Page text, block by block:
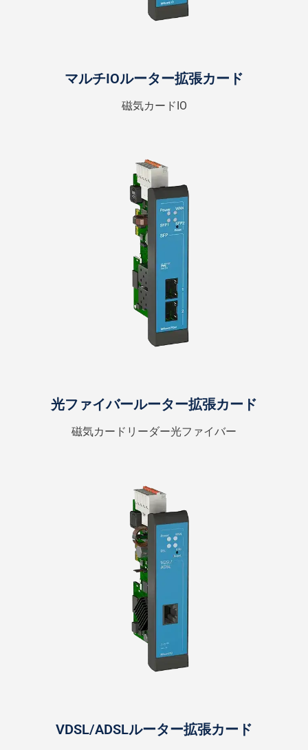
マルチIOルーター拡張カード
磁気カードIO
光ファイバールーター拡張カード
磁気カードリーダー光ファイバー
VDSL/ADSLルーター拡張カード